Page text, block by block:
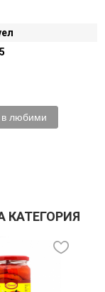
в любими
КАТЕГОРИЯ